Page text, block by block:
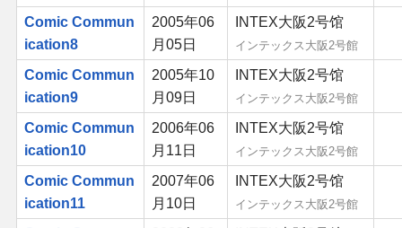
Comic Commun
ication8
2005年06
月05日
INTEX大阪2号馆
インテックス大阪2号館
Comic Commun
ication9
2005年10
月09日
INTEX大阪2号馆
インテックス大阪2号館
Comic Commun
ication10
2006年06
月11日
INTEX大阪2号馆
インテックス大阪2号館
Comic Commun
ication11
2007年06
月10日
INTEX大阪2号馆
インテックス大阪2号館
其他形式同人
THB相关项目
THB策划
THB衍生
THB媒体